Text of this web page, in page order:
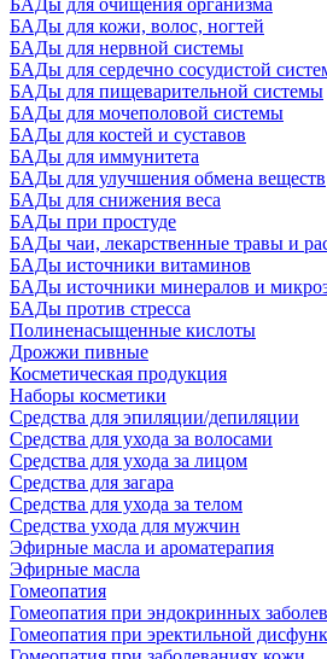
БАДы для очищения организма
БАДы для кожи, волос, ногтей
БАДы для нервной системы
БАДы для сердечно сосудистой
БАДы для пищеварительной системы
БАДы для мочеполовой системы
БАДы для костей и суставов
БАДы для иммунитета
БАДы для улучшения обмена веществ
БАДы для снижения веса
БАДы при простуде
БАДы чаи, лекарственные травы и
БАДы источники витаминов
БАДы источники минералов и
БАДы против стресса
Полиненасыщенные кислоты
Дрожжи пивные
Косметическая продукция
Наборы косметики
Средства для эпиляции/депиляции
Средства для ухода за волосами
Средства для ухода за лицом
Средства для загара
Средства для ухода за телом
Средства ухода для мужчин
Эфирные масла и ароматерапия
Эфирные масла
Гомеопатия
Гомеопатия при эндокринных
Гомеопатия при эректильной